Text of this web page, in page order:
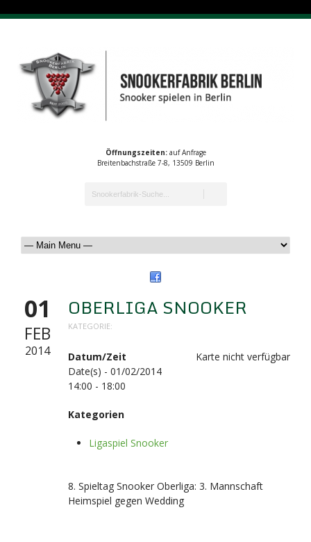
Öffnungszeiten:auf Anfrage
Breitenbachstraße 7-8, 13509 Berlin
01
FEB
2014
OBERLIGA SNOOKER
KATEGORIE:
Karte nicht verfügbar
Datum/Zeit
Date(s) - 01/02/2014
14:00 - 18:00
Kategorien
Ligaspiel Snooker
8. Spieltag Snooker Oberliga: 3. Mannschaft
Heimspiel gegen Wedding